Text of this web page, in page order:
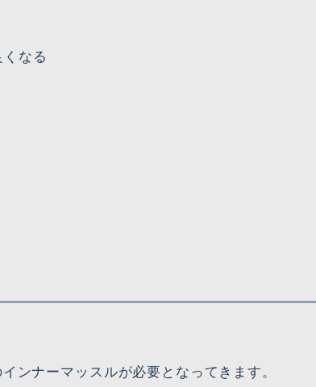
なる
ンナーマッスルが必要となってきます。